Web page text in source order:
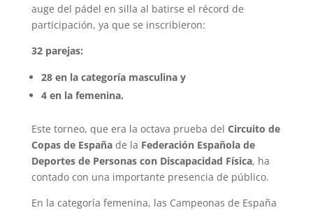
auge del pádel en silla al batirse el récord de
participación, ya que se inscribieron:
32 parejas:
28 en la categoría masculina y
4 en la femenina.
Este torneo, que era la octava prueba del Circuito de
Copas de España de la Federación Española de
Deportes de Personas con Discapacidad Física, ha
contado con una importante presencia de público.
En la categoría femenina, las Campeonas de España